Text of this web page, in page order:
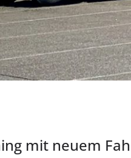
mit neuem